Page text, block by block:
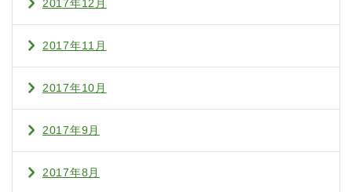
2017年12月
2017年11月
2017年10月
2017年9月
2017年8月